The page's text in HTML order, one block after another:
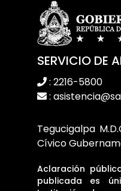
SERVICIO DE
: 2216-5800
:
Tegucigalpa
Cívico
Aclaración
publicada es